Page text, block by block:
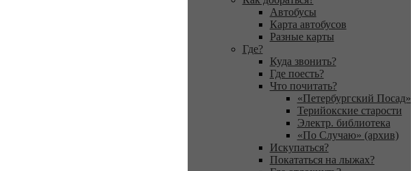
Автобусы
Карта автобусов
Разные карты
Где?
Куда звонить?
Где поесть?
Что почитать?
«Петербургский Посад»
Терийокские старости
Электр. библиотека
«По Случаю» (архив)
Искупаться?
Покататься на лыжах?